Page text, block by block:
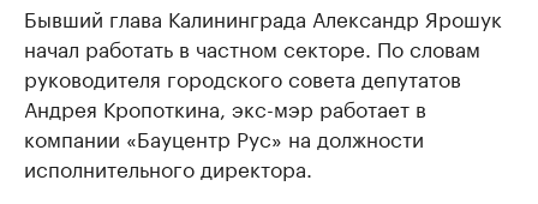
Бывший глава Калининграда Александр Ярошук
начал работать в частном секторе. По словам
руководителя городского совета депутатов
Андрея Кропоткина, экс-мэр работает в
компании «Бауцентр Рус» на должности
исполнительного директора.